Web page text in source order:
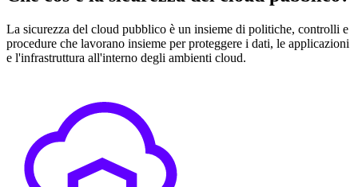
La sicurezza del cloud pubblico è un insieme di politiche, controlli e
procedure che lavorano insieme per proteggere i dati, le applicazioni
e l'infrastruttura all'interno degli ambienti cloud.